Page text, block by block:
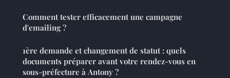
Comment tester efficacement une campagne
d'emailing ?
1ère demande et changement de statut : quels
documents préparer avant votre rendez-vous en
sous-préfecture à Antony ?